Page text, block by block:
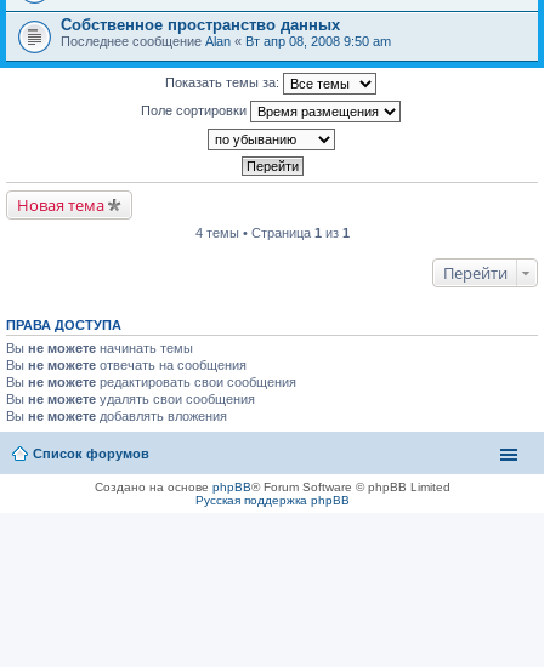
Собственное пространство данных
Последнее сообщение Alan « Вт апр 08, 2008 9:50 am
Показать темы за:
Поле сортировки
Новая тема
4 темы • Страница 1 из 1
Перейти
ПРАВА ДОСТУПА
Вы не можете начинать темы
Вы не можете отвечать на сообщения
Вы не можете редактировать свои сообщения
Вы не можете удалять свои сообщения
Вы не можете добавлять вложения
Список форумов
Создано на основе phpBB® Forum Software © phpBB Limited
Русская поддержка phpBB